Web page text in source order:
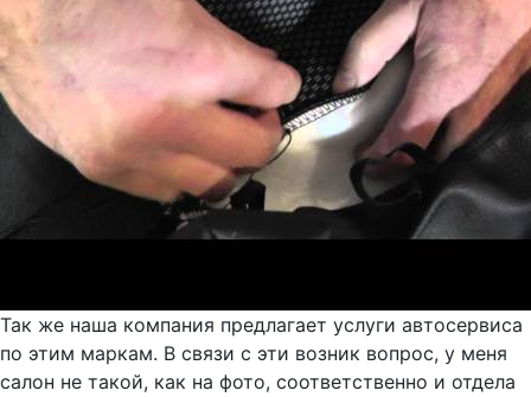
Так же наша компания предлагает услуги автосервиса
по этим маркам. В связи с эти возник вопрос, у меня
салон не такой, как на фото, соответственно и отдела